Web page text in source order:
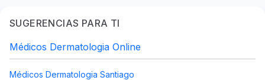
SUGERENCIAS PARA TI
Médicos Dermatologia Online
Médicos Dermatologia Santiago